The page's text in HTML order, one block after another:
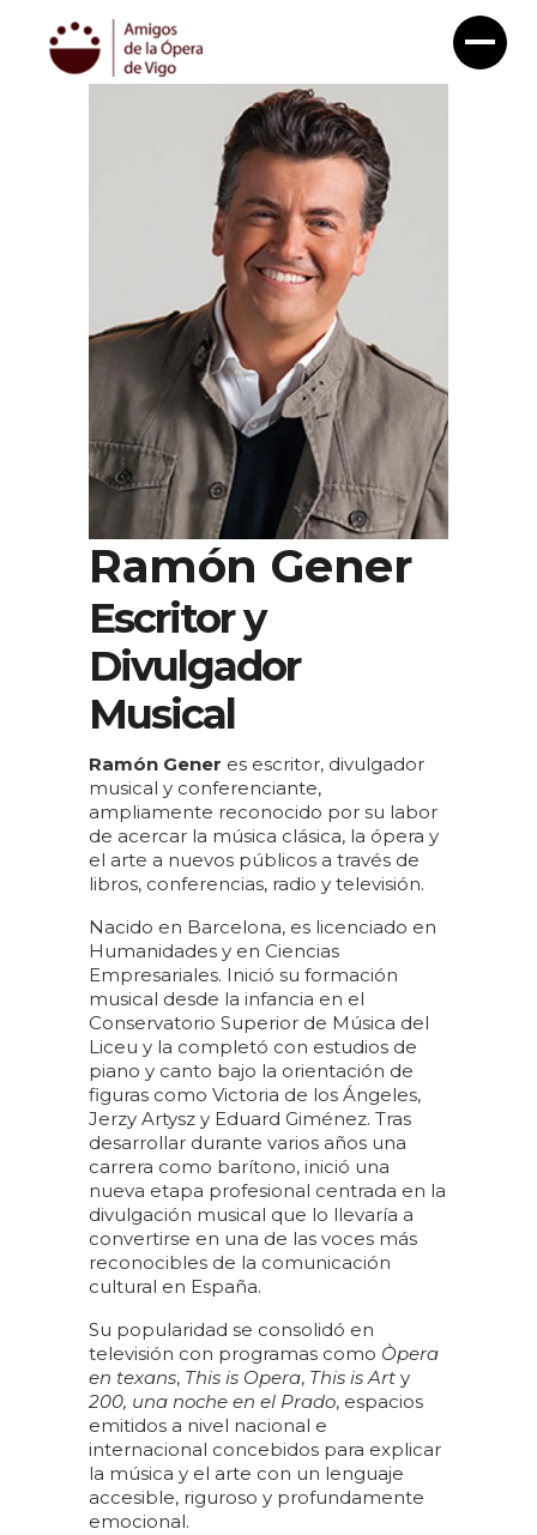
Ramón Gener
Escritor y
Divulgador
Musical
Ramón Gener es escritor, divulgador
musical y conferenciante,
ampliamente reconocido por su labor
de acercar la música clásica, la ópera y
el arte a nuevos públicos a través de
libros, conferencias, radio y televisión.
Nacido en Barcelona, es licenciado en
Humanidades y en Ciencias
Empresariales. Inició su formación
musical desde la infancia en el
Conservatorio Superior de Música del
Liceu y la completó con estudios de
piano y canto bajo la orientación de
figuras como Victoria de los Ángeles,
Jerzy Artysz y Eduard Giménez. Tras
desarrollar durante varios años una
carrera como barítono, inició una
nueva etapa profesional centrada en la
divulgación musical que lo llevaría a
convertirse en una de las voces más
reconocibles de la comunicación
cultural en España.
Su popularidad se consolidó en
televisión con programas como Òpera
en texans, This is Opera, This is Art y
200, una noche en el Prado, espacios
emitidos a nivel nacional e
internacional concebidos para explicar
la música y el arte con un lenguaje
accesible, riguroso y profundamente
emocional.